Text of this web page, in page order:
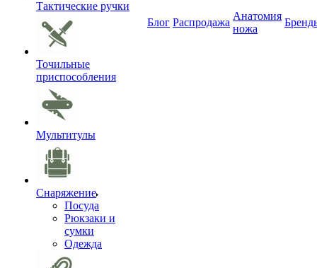
Тактические ручки
Точильные
приспособления
Мультитулы
Снаряжение
Посуда
Рюкзаки и
сумки
Одежда
Блог Распродажа
Анатомия
ножа